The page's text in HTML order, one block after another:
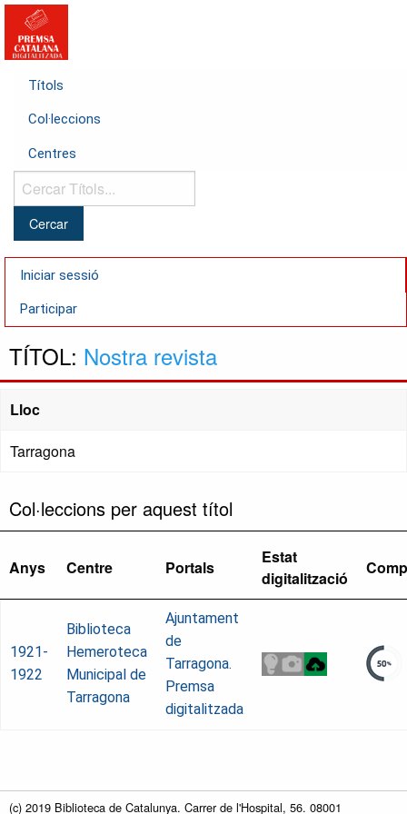
Títols
Col·leccions
Centres
Cercar
Títols...
Iniciar sessió
Participar
TÍTOL: Nostra revista
Lloc
Tarragona
Col·leccions per aquest títol
Anys Centre Portals
Estat
digitalització
1921-
1922
Biblioteca
Hemeroteca
Municipal de
Tarragona
Ajuntament
de
Tarragona.
Premsa
digitalitzada
(c) 2019 Biblioteca de Catalunya. Carrer de l'Hospital, 56. 08001